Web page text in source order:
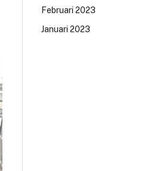
Februari 2023
Januari 2023